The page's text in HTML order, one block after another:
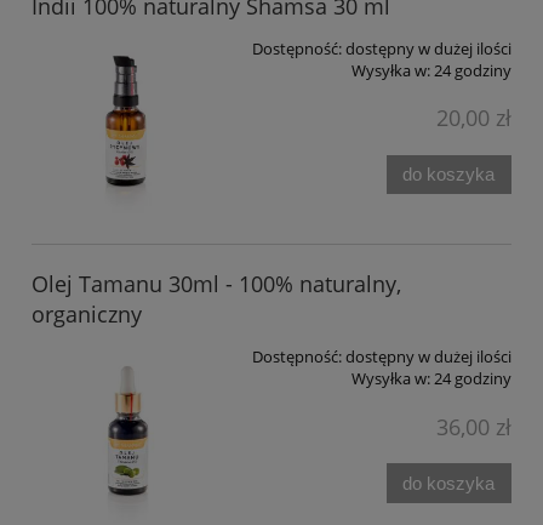
Indii 100% naturalny Shamsa 30 ml
Dostępność:dostępny w dużej ilości
Wysyłka w:24 godziny
20,00 zł
do koszyka
Olej Tamanu 30ml - 100% naturalny,
organiczny
Dostępność:dostępny w dużej ilości
Wysyłka w:24 godziny
36,00 zł
do koszyka